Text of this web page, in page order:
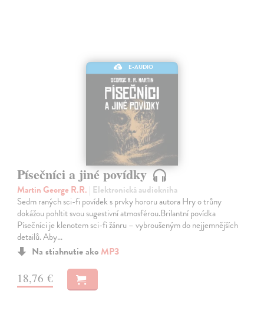
E-AUDIO
Písečníci a jiné povídky
Martin George R.R. | Elektronická audiokniha
Sedm raných sci-fi povídek s prvky hororu autora Hry o trůny
dokážou pohltit svou sugestivní atmosférou.Brilantní povídka
Písečníci je klenotem sci-fi žánru – vybroušeným do nejjemnějších
detailů. Aby…
Na stiahnutie ako MP3
18,76 €